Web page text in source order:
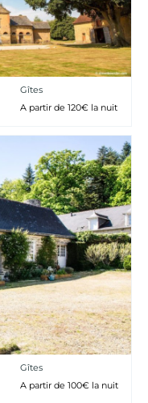
Gîtes
A partir de 120€ la nuit
Gîtes
A partir de 100€ la nuit